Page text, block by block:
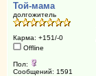
Той-мама
долгожитель
Карма: +151/-0
Offline
Пол:
Сообщений: 1591